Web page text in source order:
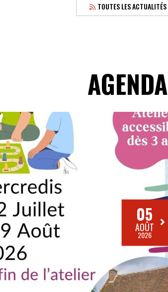
TOUTES LES ACTUALITÉS
AGENDA
05
AOÛT
2026